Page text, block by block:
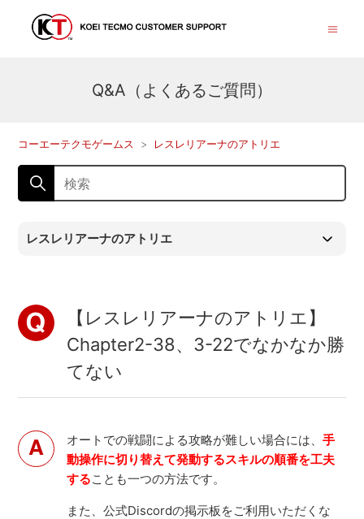
Q&A（よくあるご質問）
コーエーテクモゲームス レスレリアーナのアトリエ
レスレリアーナのアトリエ
【レスレリアーナのアトリエ】
Chapter2-38、3-22でなかなか勝
てない
オートでの戦闘による攻略が難しい場合には、手
動操作に切り替えて発動するスキルの順番を工夫
することも一つの方法です。
また、公式Discordの掲示板をご利用いただくな